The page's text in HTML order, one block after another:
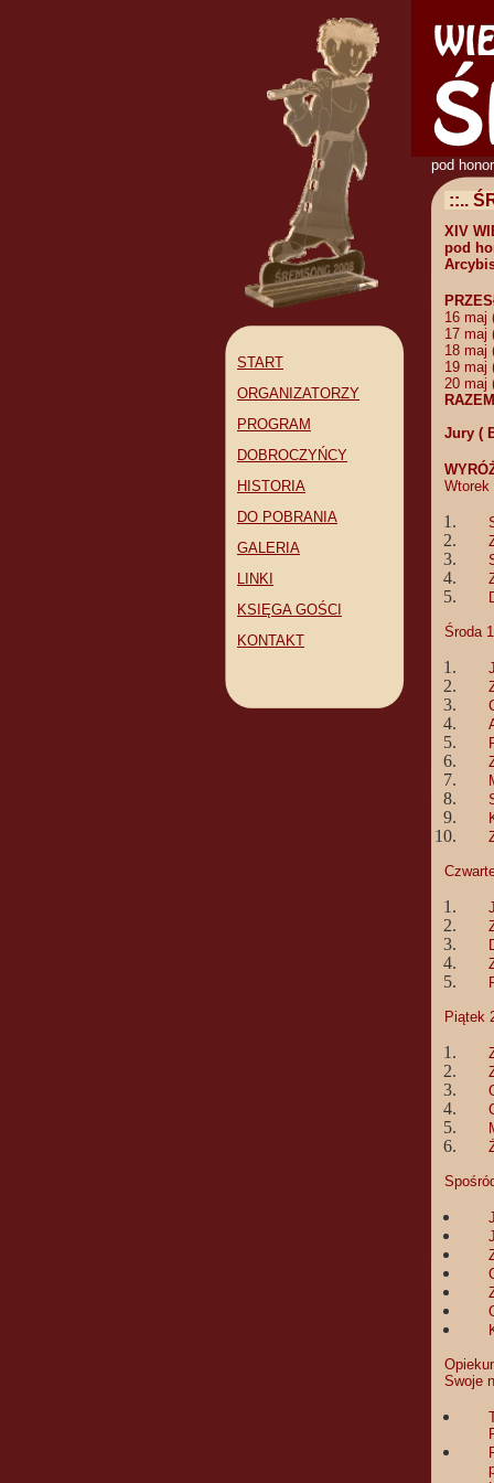
START
ORGANIZATORZY
PROGRAM
DOBROCZYŃCY
HISTORIA
DO POBRANIA
GALERIA
LINKI
KSIĘGA GOŚCI
KONTAKT
pod
::..
XIV
pod
16 maj
17 maj
18 maj
19 maj
20 maj
Jury (
Wtorek
Środa
Piątek
Swoje